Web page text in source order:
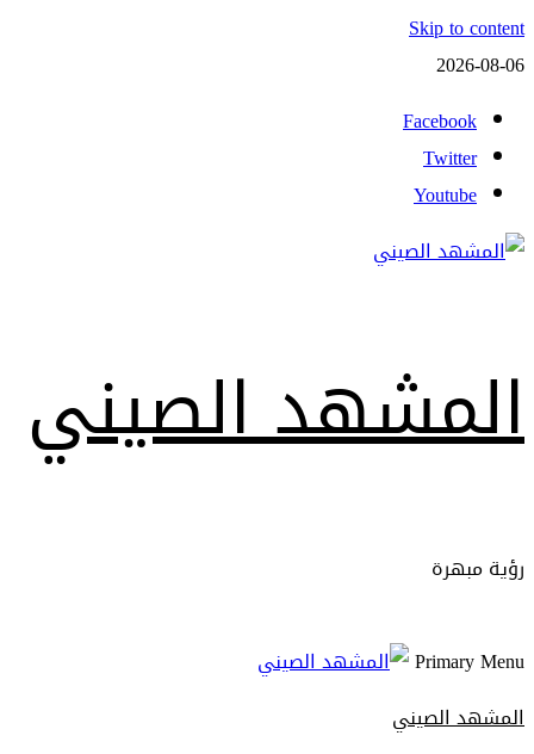
Skip to content
2026-08-06
Facebook
Twitter
Youtube
المشهد الصيني
رؤية مبهرة
Primary Menu
المشهد الصيني